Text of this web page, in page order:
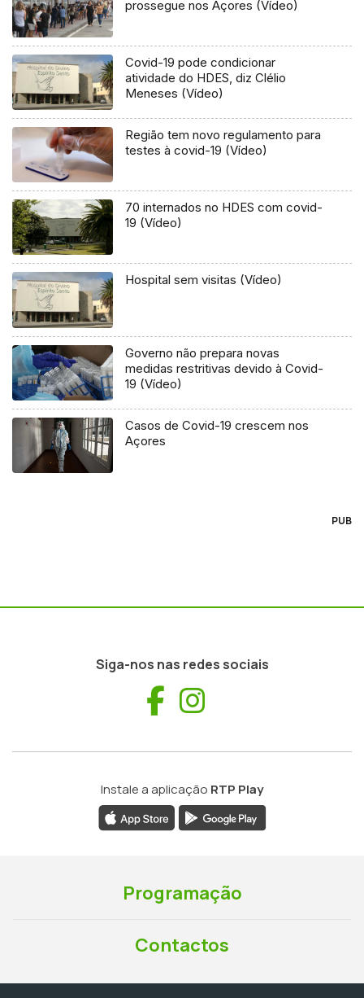
prossegue nos Açores (Vídeo)
Covid-19 pode condicionar
atividade do HDES, diz Clélio
Meneses (Vídeo)
Região tem novo regulamento para
testes à covid-19 (Vídeo)
70 internados no HDES com covid-
19 (Vídeo)
Hospital sem visitas (Vídeo)
Governo não prepara novas
medidas restritivas devido à Covid-
19 (Vídeo)
Casos de Covid-19 crescem nos
Açores
PUB
Siga-nos nas redes sociais
Facebook
Instale a aplicação RTP Play
Programação
Contactos